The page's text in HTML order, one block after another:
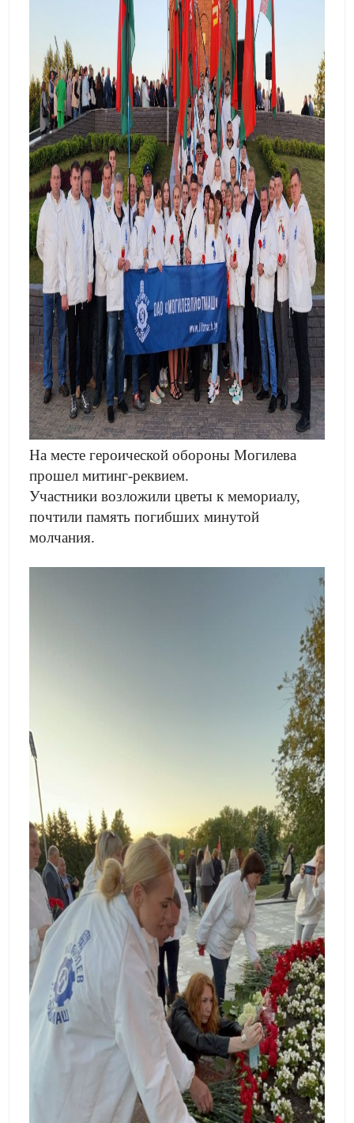
На месте героической обороны Могилева
прошел митинг-реквием.
Участники возложили цветы к мемориалу,
почтили память погибших минутой
молчания.